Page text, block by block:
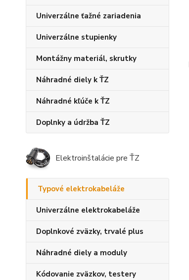
Univerzálne ťažné zariadenia
Univerzálne stupienky
Montážny materiál, skrutky
Náhradné diely k ŤZ
Náhradné kľúče k ŤZ
Doplnky a údržba ŤZ
Elektroinštalácie pre ŤZ
Typové elektrokabeláže
Univerzálne elektrokabeláže
Doplnkové zväzky, trvalé plus
Náhradné diely a moduly
Kódovanie zväzkov, testery